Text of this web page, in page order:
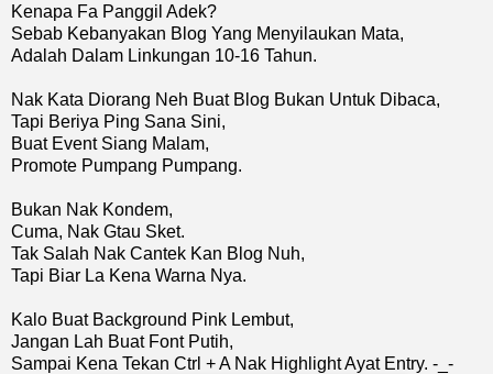
Kenapa Fa Panggil Adek?
Sebab Kebanyakan Blog Yang Menyilaukan Mata,
Adalah Dalam Linkungan 10-16 Tahun.
Nak Kata Diorang Neh Buat Blog Bukan Untuk Dibaca,
Tapi Beriya Ping Sana Sini,
Buat Event Siang Malam,
Promote Pumpang Pumpang.
Bukan Nak Kondem,
Cuma, Nak Gtau Sket.
Tak Salah Nak Cantek Kan Blog Nuh,
Tapi Biar La Kena Warna Nya.
Kalo Buat Background Pink Lembut,
Jangan Lah Buat Font Putih,
Sampai Kena Tekan Ctrl + A Nak Highlight Ayat Entry. -_-